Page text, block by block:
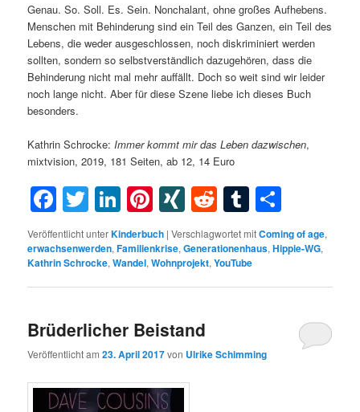
Genau. So. Soll. Es. Sein. Nonchalant, ohne großes Aufhebens.
Menschen mit Behinderung sind ein Teil des Ganzen, ein Teil des
Lebens, die weder ausgeschlossen, noch diskriminiert werden
sollten, sondern so selbstverständlich dazugehören, dass die
Behinderung nicht mal mehr auffällt. Doch so weit sind wir leider
noch lange nicht. Aber für diese Szene liebe ich dieses Buch
besonders.
Kathrin Schrocke: Immer kommt mir das Leben dazwischen,
mixtvision, 2019, 181 Seiten, ab 12, 14 Euro
Facebook
Twitter
LinkedIn
Pinterest
XINGRedditTumblr
Veröffentlicht unterKinderbuch |Verschlagwortet mitComing of age,
erwachsenwerden,Familienkrise,Generationenhaus,Hippie-WG,
Kathrin Schrocke,Wandel,Wohnprojekt,YouTube
Brüderlicher Beistand
Veröffentlicht am23. April 2017von Ulrike Schimming